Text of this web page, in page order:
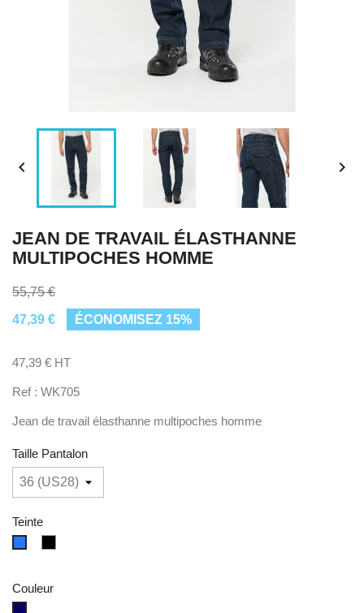
 
JEAN DE TRAVAIL ÉLASTHANNE
MULTIPOCHES HOMME
55,75 €
47,39 €
ÉCONOMISEZ 15%
47,39 € HT
Ref : WK705
Jean de travail élasthanne multipoches homme
Taille Pantalon
Teinte
Couleur